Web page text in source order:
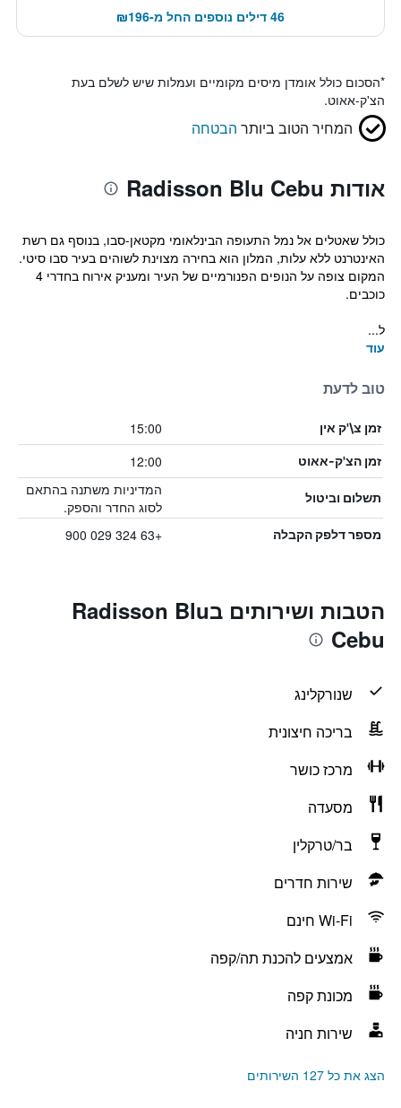
46 דילים נוספים החל מ-₪196
*הסכום כולל אומדן מיסים מקומיים ועמלות שיש לשלם בעת
הצ'ק-אאוט.
המחיר הטוב ביותר הבטחה
אודות Radisson Blu Cebu
כולל שאטלים אל נמל התעופה הבינלאומי מקטאן-סבו, בנוסף גם רשת
האינטרנט ללא עלות, המלון הוא בחירה מצוינת לשוהים בעיר סבו סיטי.
המקום צופה על הנופים הפנורמיים של העיר ומעניק אירוח בחדרי 4
כוכבים.
ל...
עוד
טוב לדעת
זמן צ\'ק אין 15:00
זמן הצ'ק-אאוט 12:00
תשלום וביטול
המדיניות משתנה בהתאם
לסוג החדר והספק.
מספר דלפק הקבלה +63 324 029 900
הטבות ושירותים בRadisson Blu
Cebu
שנורקלינג
בריכה חיצונית
מרכז כושר
מסעדה
בר/טרקלין
שירות חדרים
Wi-Fi חינם
אמצעים להכנת תה/קפה
מכונת קפה
שירות חניה
הצג את כל 127 השירותים